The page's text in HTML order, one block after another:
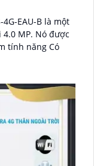
4G-EAU-B là một
Nó được
tính năng Có